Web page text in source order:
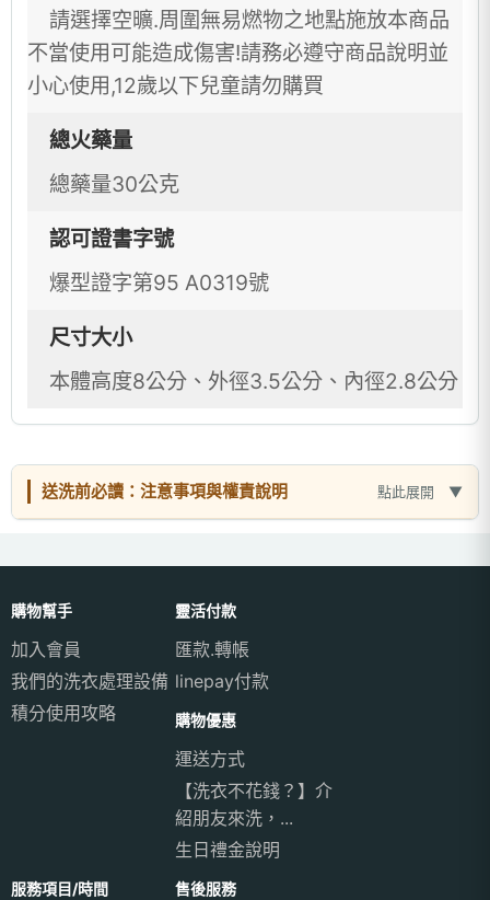
請選擇空曠.周圍無易燃物之地點施放本商品
不當使用可能造成傷害!請務必遵守商品說明並
小心使用,12歲以下兒童請勿購買
總火藥量
總藥量30公克
認可證書字號
爆型證字第95 A0319號
尺寸大小
本體高度8公分、外徑3.5公分、內徑2.8公分
送洗前必讀：注意事項與權責說明 點此展開
購物幫手
加入會員
我們的洗衣處理設備
積分使用攻略
靈活付款
匯款.轉帳
linepay付款
購物優惠
運送方式
【洗衣不花錢？】介
紹朋友來洗，...
生日禮金說明
服務項目/時間 售後服務